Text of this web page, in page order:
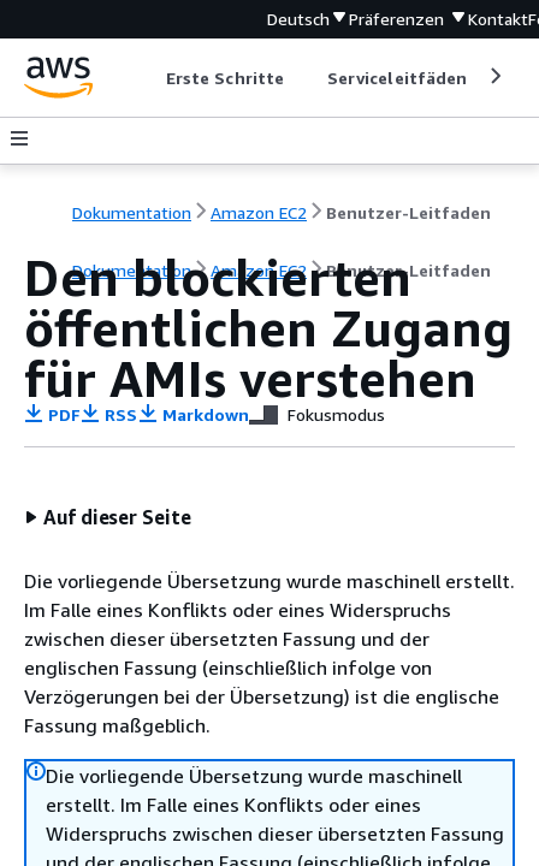
Deutsch Präferenzen Kontakt
Erste Schritte Serviceleitfäden
Dokumentation Amazon EC2 Benutzer-Leitfaden
Dokumentation Amazon EC2 Benutzer-Leitfaden
Den blockierten
öffentlichen Zugang
für AMIs verstehen
PDF RSS Markdown Fokusmodus
Auf dieser Seite
Die vorliegende Übersetzung wurde maschinell erstellt.
Im Falle eines Konflikts oder eines Widerspruchs
zwischen dieser übersetzten Fassung und der
englischen Fassung (einschließlich infolge von
Verzögerungen bei der Übersetzung) ist die englische
Fassung maßgeblich.
Die vorliegende Übersetzung wurde maschinell
erstellt. Im Falle eines Konflikts oder eines
Widerspruchs zwischen dieser übersetzten Fassung